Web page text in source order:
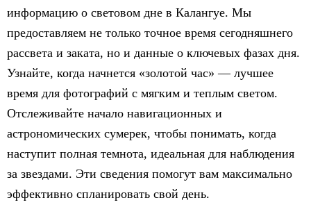
информацию о световом дне в Калангуе. Мы
предоставляем не только точное время сегодняшнего
рассвета и заката, но и данные о ключевых фазах дня.
Узнайте, когда начнется «золотой час» — лучшее
время для фотографий с мягким и теплым светом.
Отслеживайте начало навигационных и
астрономических сумерек, чтобы понимать, когда
наступит полная темнота, идеальная для наблюдения
за звездами. Эти сведения помогут вам максимально
эффективно спланировать свой день.